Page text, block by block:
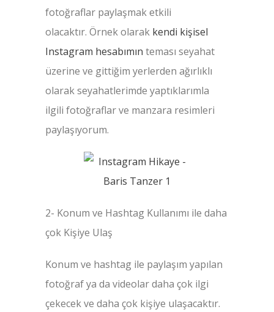
fotoğraflar paylaşmak etkili
olacaktır. Örnek olarak kendi kişisel
Instagram hesabımın teması seyahat
üzerine ve gittiğim yerlerden ağırlıklı
olarak seyahatlerimde yaptıklarımla
ilgili fotoğraflar ve manzara resimleri
paylaşıyorum.
2- Konum ve Hashtag Kullanımı ile daha
çok Kişiye Ulaş
Konum ve hashtag ile paylaşım yapılan
fotoğraf ya da videolar daha çok ilgi
çekecek ve daha çok kişiye ulaşacaktır.